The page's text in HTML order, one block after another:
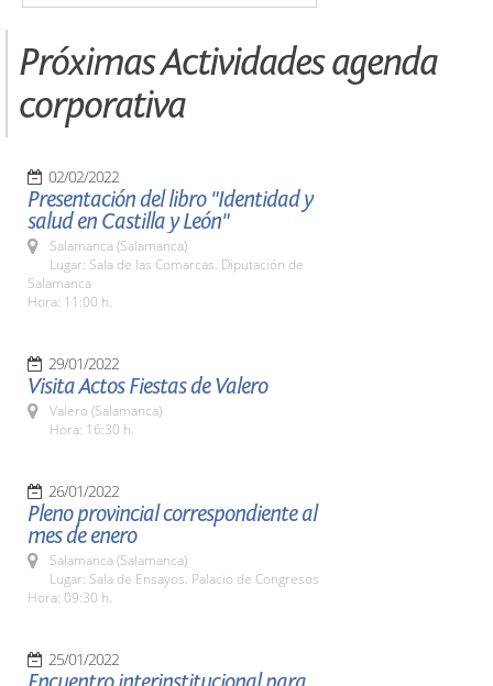
Próximas Actividades agenda
corporativa
02/02/2022
Presentación del libro "Identidad y
salud en Castilla y León"
Salamanca (Salamanca)
Lugar: Sala de las Comarcas. Diputación de
Salamanca
Hora: 11:00 h.
29/01/2022
Visita Actos Fiestas de Valero
Valero (Salamanca)
Hora: 16:30 h.
26/01/2022
Pleno provincial correspondiente al
mes de enero
Salamanca (Salamanca)
Lugar: Sala de Ensayos. Palacio de Congresos
Hora: 09:30 h.
25/01/2022